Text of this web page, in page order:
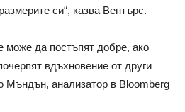
си“, казва Вентърс.
може да постъпят добре, ако
вдъхновение от други
Мъндън, анализатор в Bloomberg